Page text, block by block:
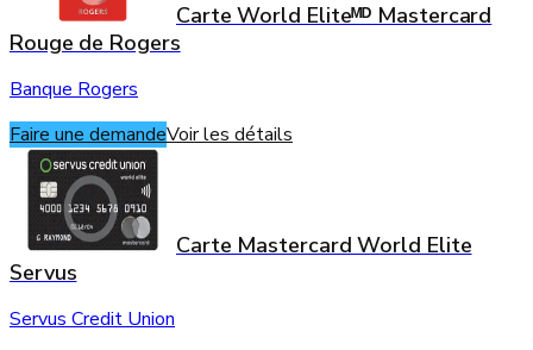
Carte World Eliteᴹᴰ Mastercard
Rouge de Rogers
Banque Rogers
Faire une demandeVoir les détails
Carte Mastercard World Elite
Servus
Servus Credit Union